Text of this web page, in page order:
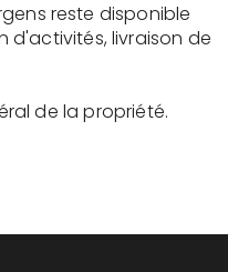
reste disponible
livraison de
de la propriété.